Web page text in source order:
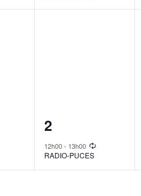
1
event,
2
12h00- 13h00
RADIO-PUCES